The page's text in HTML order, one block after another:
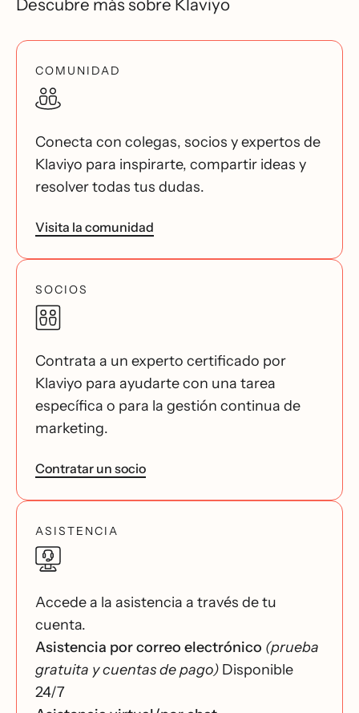
Descubre más sobre Klaviyo
COMUNIDAD
Conecta con colegas, socios y expertos de
Klaviyo para inspirarte, compartir ideas y
resolver todas tus dudas.
Visita la comunidad
SOCIOS
Contrata a un experto certificado por
Klaviyo para ayudarte con una tarea
específica o para la gestión continua de
marketing.
Contratar un socio
ASISTENCIA
Accede a la asistencia a través de tu
cuenta.
Asistencia por correo electrónico (prueba
gratuita y cuentas de pago) Disponible
24/7